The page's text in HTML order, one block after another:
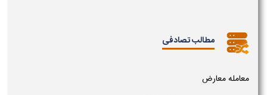
مطالب تصادفی
معامله معارض